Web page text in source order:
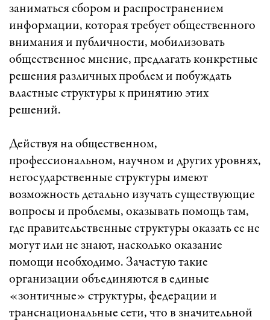
заниматься сбором и распространением
информации, которая требует общественного
внимания и публичности, мобилизовать
общественное мнение, предлагать конкретные
решения различных проблем и побуждать
властные структуры к принятию этих
решений.
Действуя на общественном,
профессиональном, научном и других уровнях,
негосударственные структуры имеют
возможность детально изучать существующие
вопросы и проблемы, оказывать помощь там,
где правительственные структуры оказать ее не
могут или не знают, насколько оказание
помощи необходимо. Зачастую такие
организации объединяются в единые
«зонтичные» структуры, федерации и
транснациональные сети, что в значительной